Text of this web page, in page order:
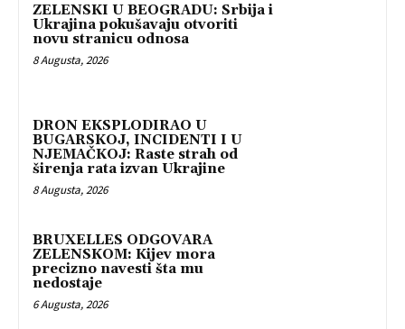
ZELENSKI U BEOGRADU: Srbija i
Ukrajina pokušavaju otvoriti
novu stranicu odnosa
8 Augusta, 2026
DRON EKSPLODIRAO U
BUGARSKOJ, INCIDENTI I U
NJEMAČKOJ: Raste strah od
širenja rata izvan Ukrajine
8 Augusta, 2026
BRUXELLES ODGOVARA
ZELENSKOM: Kijev mora
precizno navesti šta mu
nedostaje
6 Augusta, 2026